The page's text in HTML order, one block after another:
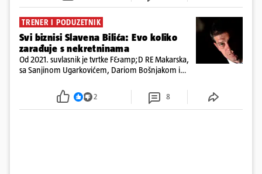
TRENER I PODUZETNIK
Svi biznisi Slavena Bilića: Evo koliko
zarađuje s nekretninama
Od 2021. suvlasnik je tvrtke F&amp;D RE Makarska,
sa Sanjinom Ugarkovićem, Dariom Bošnjakom i
poslovanje nekretninama, a od osnutka nema
2 8